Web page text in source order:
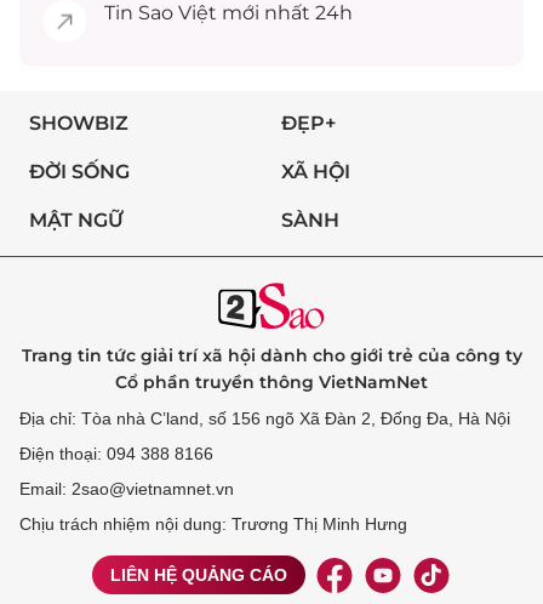
Tin Sao Việt mới nhất 24h
SHOWBIZ ĐẸP+
ĐỜI SỐNG XÃ HỘI
MẬT NGỮ SÀNH
Trang tin tức giải trí xã hội dành cho giới trẻ của công ty
Cổ phần truyền thông VietNamNet
Địa chỉ: Tòa nhà C’land, số 156 ngõ Xã Đàn 2, Đống Đa, Hà Nội
Điện thoại: 094 388 8166
Email: 2sao@vietnamnet.vn
Chịu trách nhiệm nội dung: Trương Thị Minh Hưng
LIÊN HỆ QUẢNG CÁO